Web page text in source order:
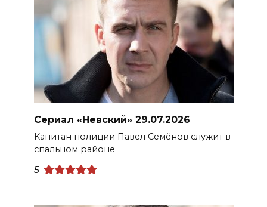
Сериал «Невский» 29.07.2026
Капитан полиции Павел Семёнов служит в
спальном районе
5